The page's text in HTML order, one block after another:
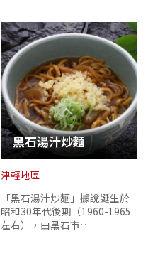
黑石湯汁炒麵
津輕地區
「黑石湯汁炒麵」據說誕生於
昭和30年代後期（1960-1965
左右），由黑石市…